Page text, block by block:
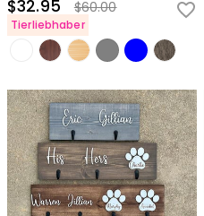
$32.95 $60.00
Tierliebhaber